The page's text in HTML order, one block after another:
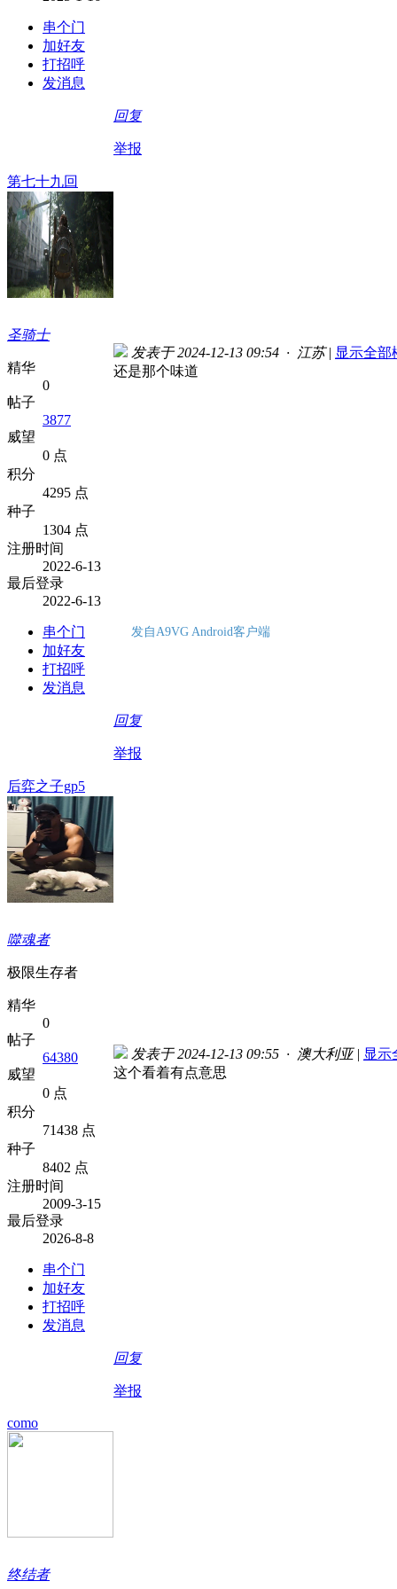
串个门
加好友
打招呼
发消息
回复
举报
第七十九回
圣骑士
精华
0
帖子
3877
威望
0 点
积分
4295 点
种子
1304 点
注册时间
2022-6-13
最后登录
2022-6-13
串个门
加好友
打招呼
发消息
发表于 2024-12-13 09:54 · 江苏 | 显示全部
还是那个味道
发自A9VG Android客户端
回复
举报
后弈之子gp5
噬魂者
极限生存者
精华
0
帖子
64380
威望
0 点
积分
71438 点
种子
8402 点
注册时间
2009-3-15
最后登录
2026-8-8
串个门
加好友
打招呼
发消息
发表于 2024-12-13 09:55 · 澳大利亚 | 显示
这个看着有点意思
回复
举报
como
终结者